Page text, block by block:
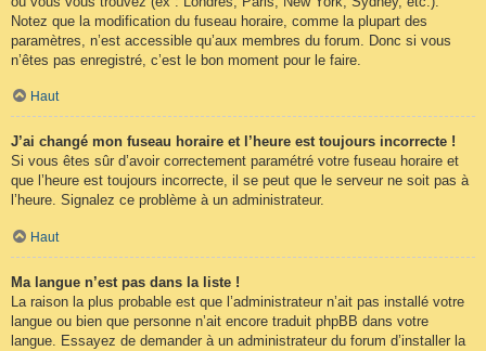
Notez que la modification du fuseau horaire, comme la plupart des
paramètres, n’est accessible qu’aux membres du forum. Donc si vous
n’êtes pas enregistré, c’est le bon moment pour le faire.
Haut
J’ai changé mon fuseau horaire et l’heure est toujours incorrecte !
Si vous êtes sûr d’avoir correctement paramétré votre fuseau horaire et
que l’heure est toujours incorrecte, il se peut que le serveur ne soit pas à
l’heure. Signalez ce problème à un administrateur.
Haut
Ma langue n’est pas dans la liste !
La raison la plus probable est que l’administrateur n’ait pas installé votre
langue ou bien que personne n’ait encore traduit phpBB dans votre
langue. Essayez de demander à un administrateur du forum d’installer la